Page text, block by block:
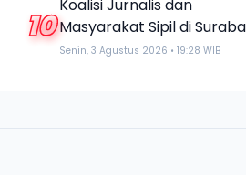
10
Koalisi Jurnalis dan
Masyarakat Sipil di
Desak Prabowo Minta Maaf
Senin, 3 Agustus 2026 • 19:28 WIB